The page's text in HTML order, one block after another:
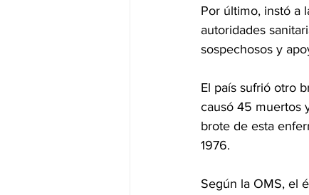
Por último, instó a
autoridades
sospechosos y
El país sufrió otro
causó 45 muertos
brote de esta
1976.
Según la OMS, el